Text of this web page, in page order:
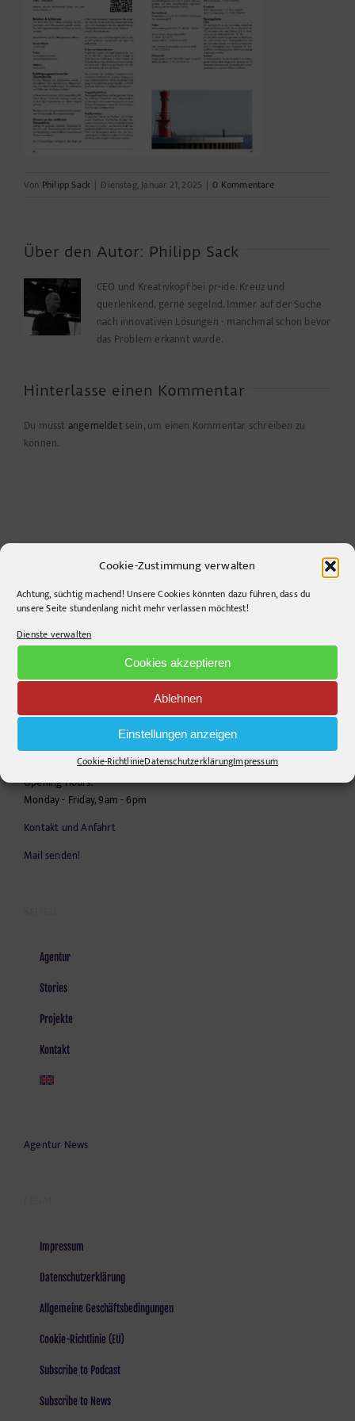
Cookie-Zustimmung verwalten
Achtung, süchtig machend! Unsere Cookies könnten dazu führen, dass du
unsere Seite stundenlang nicht mehr verlassen möchtest!
Dienste verwalten
Cookies akzeptieren
Ablehnen
Einstellungen anzeigen
Cookie-RichtlinieDatenschutzerklärungImpressum
Von Philipp Sack | Dienstag, Januar 21, 2025 | 0 Kommentare
Über den Autor: Philipp Sack
CEO und Kreativkopf bei pr-ide. Kreuz und
querlenkend, gerne segelnd. Immer auf der Suche
nach innovativen Lösungen - manchmal schon bevor
das Problem erkannt wurde.
Hinterlasse einen Kommentar
Du musst angemeldet sein, um einen Kommentar schreiben zu
können.
+49306860203
E-Mail:info@pr-ide.de
Opening Hours:
Monday - Friday, 9am - 6pm
Kontakt und Anfahrt
Mail senden!
Agentur
Stories
Projekte
Kontakt
Agentur News
Impressum
Datenschutzerklärung
Allgemeine Geschäftsbedingungen
Cookie-Richtlinie (EU)
Subscribe to Podcast
Subscribe to News